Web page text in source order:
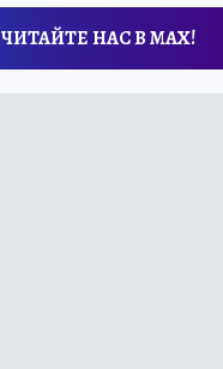
ЧИТАЙТЕ НАС В МАХ!